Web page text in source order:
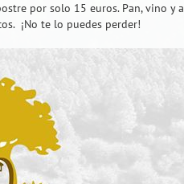
por solo 15 euros. Pan, vino y
¡No te lo puedes perder!